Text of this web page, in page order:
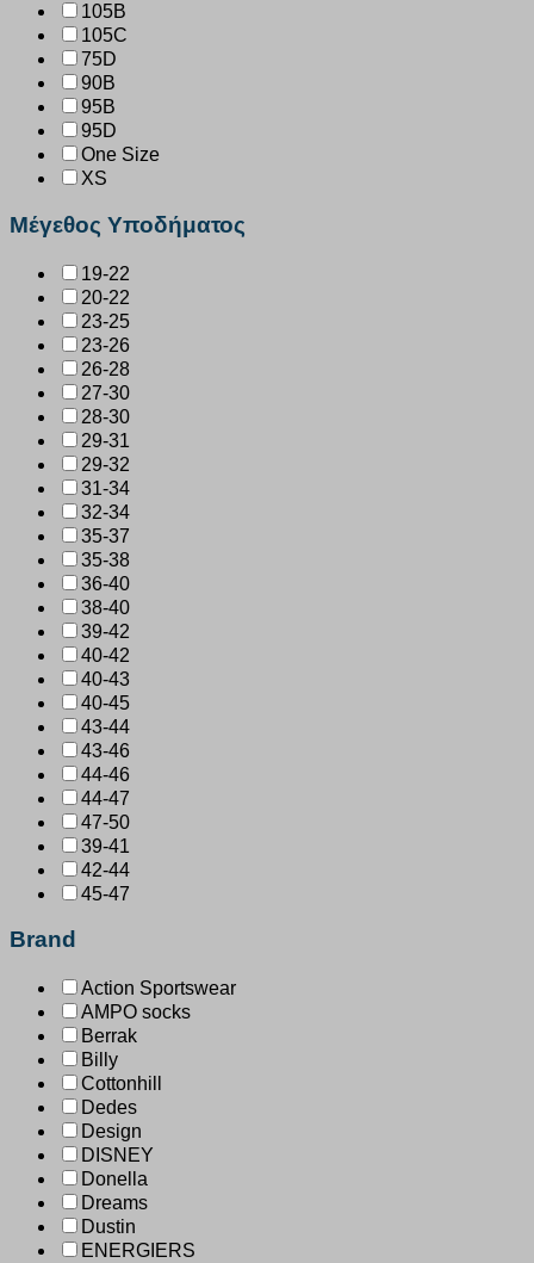
105B
105C
75D
90B
95B
95D
One Size
XS
Μέγεθος Υποδήματος
19-22
20-22
23-25
23-26
26-28
27-30
28-30
29-31
29-32
31-34
32-34
35-37
35-38
36-40
38-40
39-42
40-42
40-43
40-45
43-44
43-46
44-46
44-47
47-50
39-41
42-44
45-47
Brand
Action Sportswear
AMPO socks
Berrak
Billy
Cottonhill
Dedes
Design
DISNEY
Donella
Dreams
Dustin
ENERGIERS